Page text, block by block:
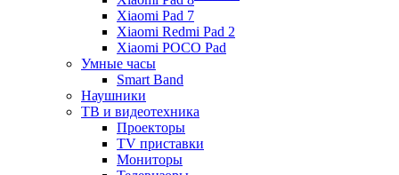
Xiaomi Pad 7
Xiaomi Redmi Pad 2
Xiaomi POCO Pad
Умные часы
Smart Band
Наушники
ТВ и видеотехника
Проекторы
TV приставки
Мониторы